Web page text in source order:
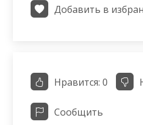
Добавить в
Нравится: 0
Сообщить